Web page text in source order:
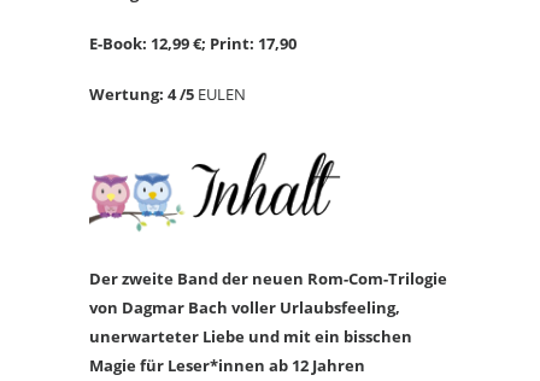
E-Book: 12,99 €; Print: 17,90
Wertung: 4 /5 EULEN
Der zweite Band der neuen Rom-Com-Trilogie
von Dagmar Bach voller Urlaubsfeeling,
unerwarteter Liebe und mit ein bisschen
Magie für Leser*innen ab 12 Jahren